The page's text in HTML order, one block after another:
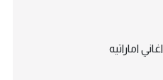
اغاني اماراتيه